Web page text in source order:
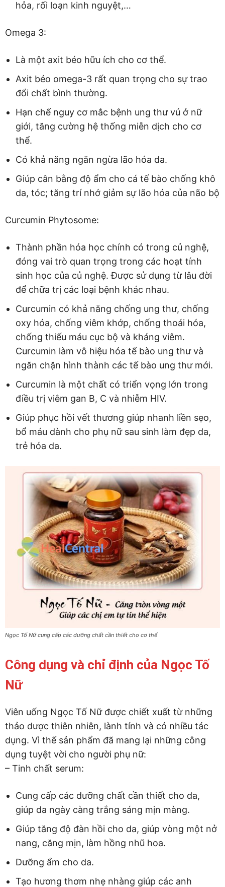
hỏa, rối loạn kinh nguyệt,…
Omega 3:
Là một axit béo hữu ích cho cơ thể.
Axit béo omega-3 rất quan trọng cho sự trao
đổi chất bình thường.
Hạn chế nguy cơ mắc bệnh ung thư vú ở nữ
giới, tăng cường hệ thống miễn dịch cho cơ
thể.
Có khả năng ngăn ngừa lão hóa da.
Giúp cân bằng độ ẩm cho cá tế bào chống khô
da, tóc; tăng trí nhớ giảm sự lão hóa của não bộ
Curcumin Phytosome:
Thành phần hóa học chính có trong củ nghệ,
đóng vai trò quan trọng trong các hoạt tính
sinh học của củ nghệ. Được sử dụng từ lâu đời
để chữa trị các loại bệnh khác nhau.
Curcumin có khả năng chống ung thư, chống
oxy hóa, chống viêm khớp, chống thoái hóa,
chống thiếu máu cục bộ và kháng viêm.
Curcumin làm vô hiệu hóa tế bào ung thư và
ngăn chặn hình thành các tế bào ung thư mới.
Curcumin là một chất có triển vọng lớn trong
điều trị viêm gan B, C và nhiễm HIV.
Giúp phục hồi vết thương giúp nhanh liền sẹo,
bổ máu dành cho phụ nữ sau sinh làm đẹp da,
trẻ hóa da.
Ngọc Tố Nữ cung cấp các dưỡng chất cần thiết cho cơ thể
Công dụng và chỉ định của Ngọc Tố
Nữ
Viên uống Ngọc Tố Nữ được chiết xuất từ những
thảo dược thiên nhiên, lành tính và có nhiều tác
dụng. Vì thế sản phẩm đã mang lại những công
dụng tuyệt vời cho người phụ nữ:
– Tinh chất serum:
Cung cấp các dưỡng chất cần thiết cho da,
giúp da ngày càng trắng sáng mịn màng.
Giúp tăng độ đàn hồi cho da, giúp vòng một nở
nang, căng mịn, làm hồng nhũ hoa.
Dưỡng ẩm cho da.
Tạo hương thơm nhẹ nhàng giúp các anh